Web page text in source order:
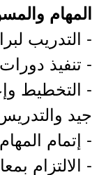
المهام
- التدريب
- تنفيذ
- التخطيط
جيد
- إتمام
- الالتزام